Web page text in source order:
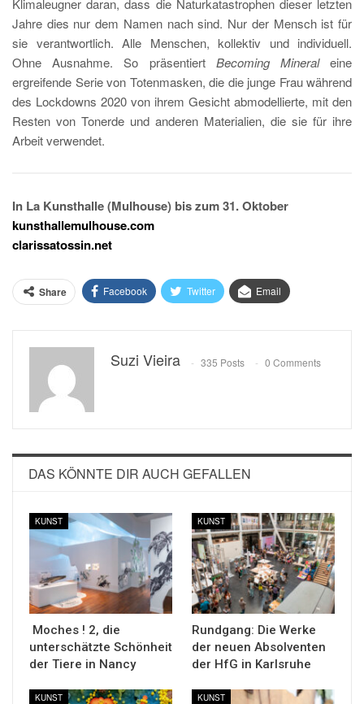
Klimaleugner daran, dass die Naturkatastrophen dieser letzten
Jahre dies nur dem Namen nach sind. Nur der Mensch ist für
sie verantwortlich. Alle Menschen, kollektiv und individuell.
Ohne Ausnahme. So präsentiert Becoming Mineraleine
ergreifende Serie von Totenmasken, die die junge Frau während
des Lockdowns 2020 von ihrem Gesicht abmodellierte, mit den
Resten von Tonerde und anderen Materialien, die sie für ihre
Arbeit verwendet.
In La Kunsthalle (Mulhouse) bis zum 31. Oktober
kunsthallemulhouse.com
clarissatossin.net
Share Facebook Twitter Email
Suzi Vieira 335 Posts 0 Comments
DAS KÖNNTE DIR AUCH GEFALLEN
KUNST
Moches ! 2, die
unterschätzte Schönheit
der Tiere in Nancy
KUNST
Rundgang: Die Werke
der neuen Absolventen
der HfG in Karlsruhe
KUNST KUNST